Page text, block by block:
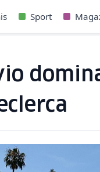
Sport